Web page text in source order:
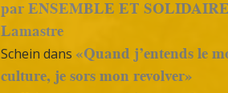
par ENSEMBLE ET
Lamastre
Schein dans «Quand j’entends le
culture, je sors mon revolver»